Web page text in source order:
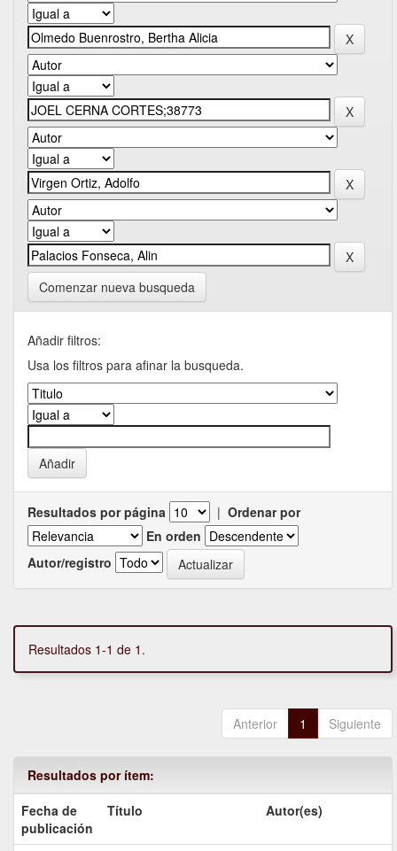
Comenzar nueva busqueda
Añadir filtros:
Usa los filtros para afinar la busqueda.
Resultados por página | Ordenar por
En orden
Autor/registro
Resultados 1-1 de 1.
Anterior 1 Siguiente
Resultados por ítem:
Fecha de
publicación
Título Autor(es)